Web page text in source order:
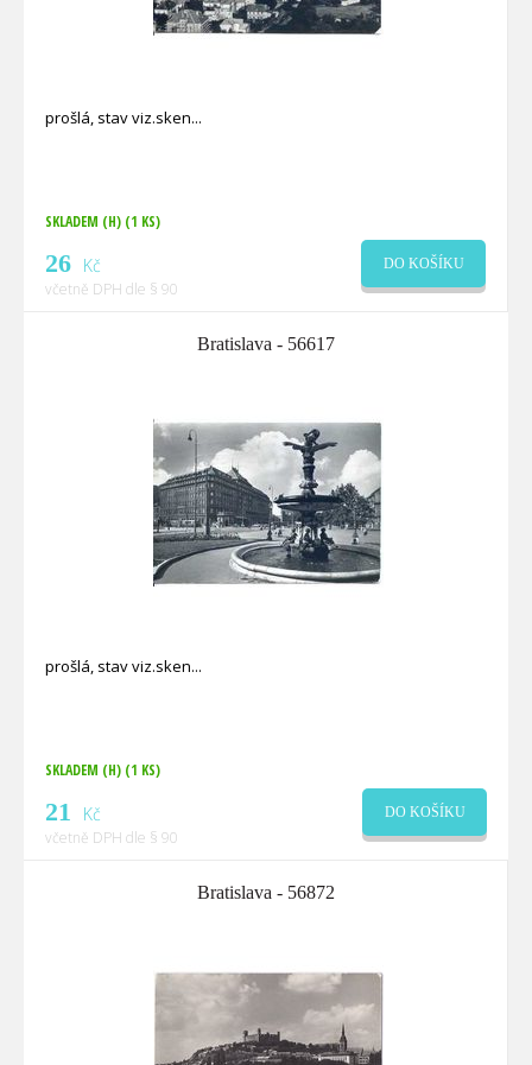
prošlá, stav viz.sken
SKLADEM (H) (1 KS)
26 Kč
včetně DPH dle § 90
DO KOŠÍKU
Bratislava - 56617
prošlá, stav viz.sken
SKLADEM (H) (1 KS)
21 Kč
včetně DPH dle § 90
DO KOŠÍKU
Bratislava - 56872